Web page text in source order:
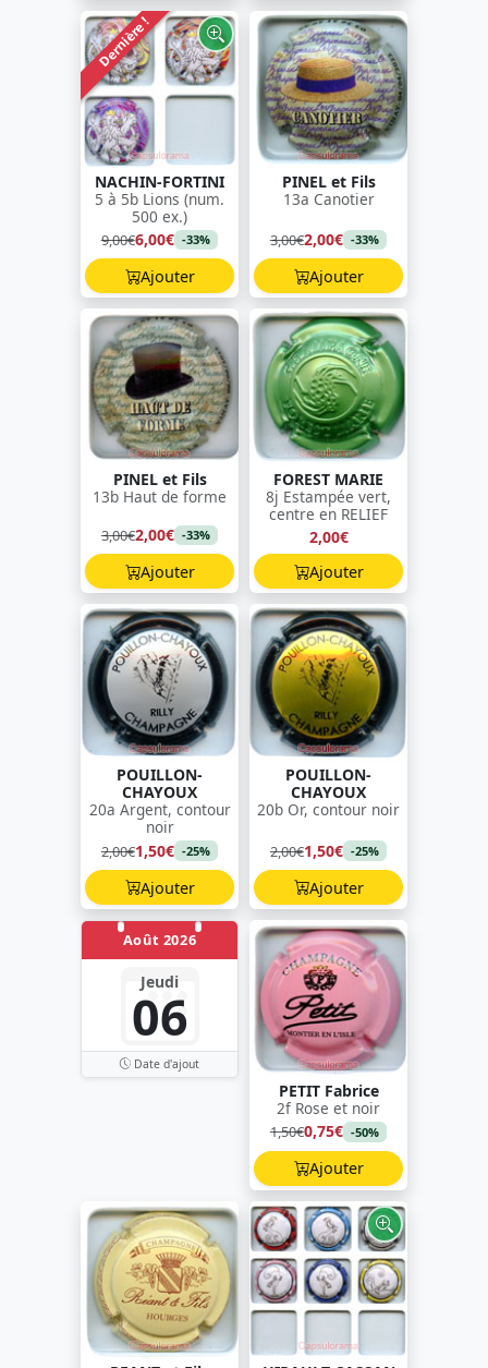
Dernière !
NACHIN-FORTINI
5 à 5b Lions (num.
500 ex.)
9,00€6,00€ -33%
Ajouter
PINEL et Fils
13a Canotier
3,00€2,00€ -33%
Ajouter
PINEL et Fils
13b Haut de forme
3,00€2,00€ -33%
Ajouter
FOREST MARIE
8j Estampée vert,
centre en RELIEF
2,00€
Ajouter
POUILLON-
CHAYOUX
20a Argent, contour
noir
2,00€1,50€ -25%
Ajouter
POUILLON-
CHAYOUX
20b Or, contour noir
2,00€1,50€ -25%
Ajouter
Août 2026
Jeudi
06
Date d'ajout
PETIT Fabrice
2f Rose et noir
1,50€0,75€ -50%
Ajouter